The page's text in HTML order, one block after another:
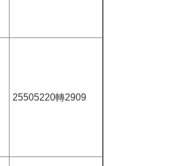
25505220轉2909